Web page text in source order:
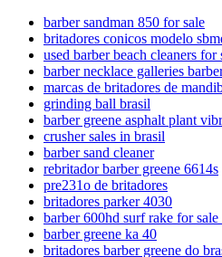
barber sandman 850 for sale
britadores conicos modelo
used barber beach cleaners for
barber necklace galleries
marcas de britadores de
grinding ball brasil
barber greene asphalt plant
crusher sales in brasil
barber sand cleaner
rebritador barber greene 6614s
pre231o de britadores
britadores parker 4030
barber 600hd surf rake for
barber greene ka 40
britadores barber greene do